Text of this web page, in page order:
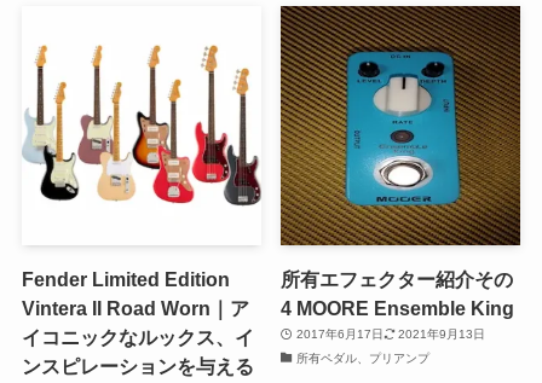
Fender Limited Edition
Vintera II Road Worn｜ア
イコニックなルックス、イ
ンスピレーションを与える
所有エフェクター紹介その
4 MOORE Ensemble King
2017年6月17日
2021年9月13日
所有ペダル、プリアンプ